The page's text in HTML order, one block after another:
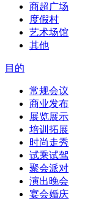
商超广场
度假村
艺术场馆
其他
目的
常规会议
商业发布
展览展示
培训拓展
时尚走秀
试乘试驾
聚会派对
演出晚会
宴会婚庆